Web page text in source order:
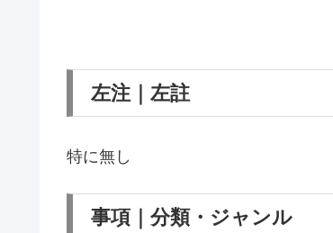
左注｜左註
特に無し
事項｜分類・ジャンル